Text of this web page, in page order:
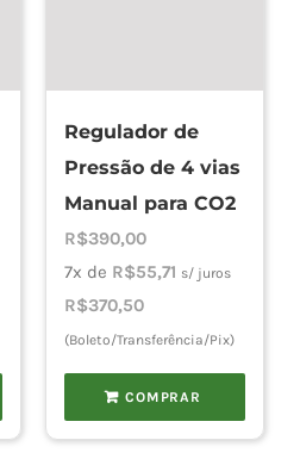
Regulador de
Pressão de 4 vias
Manual para CO2
R$390,00
7x de R$55,71 s/ juros
R$370,50
(Boleto/Transferência/Pix)
COMPRAR